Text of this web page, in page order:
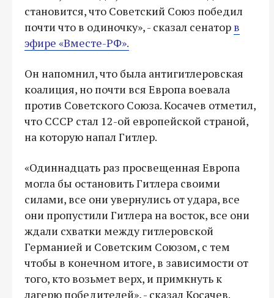
становится, что Советский Союз победил
почти что в одиночку», - сказал сенатор в
эфире «Вместе-РФ».
Он напомнил, что была антигитлеровская
коалиция, но почти вся Европа воевала
против Советского Союза. Косачев отметил,
что СССР стал 12-ой европейской страной,
на которую напал Гитлер.
«Одиннадцать раз просвещенная Европа
могла бы остановить Гитлера своими
силами, все они увернулись от удара, все
они пропустили Гитлера на восток, все они
ждали схватки между гитлеровской
Германией и Советским Союзом, с тем
чтобы в конечном итоге, в зависимости от
того, кто возьмет верх, и примкнуть к
лагерю победителей», - сказал Косачев.